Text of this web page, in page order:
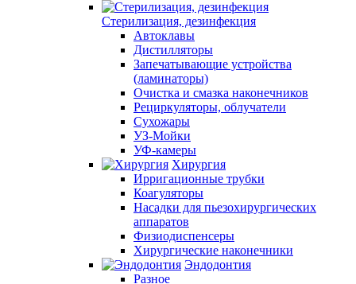
Стерилизация, дезинфекция
Автоклавы
Дистилляторы
Запечатывающие устройства
(ламинаторы)
Очистка и смазка наконечников
Рециркуляторы, облучатели
Сухожары
УЗ-Мойки
УФ-камеры
Хирургия
Ирригационные трубки
Коагуляторы
Насадки для пьезохирургических
аппаратов
Физиодиспенсеры
Хирургические наконечники
Эндодонтия
Разное